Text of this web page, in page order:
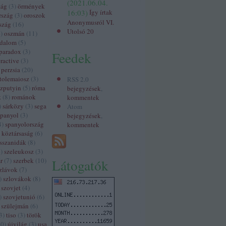
(2021.06.04.
16:03 ) Így írtak
Anonymusról VI.
Utolsó 20
Feedek
RSS 2.0
bejegyzések,
kommentek
Atom
bejegyzések,
kommentek
Látogatók
(3 ) örmények
(3 ) oroszok
( 16)
) oszmán ( 11 )
(5 )
paradox (3 )
(3 )
perzsia (20)
(3 )
(5 ) róma
(8) románok
) sárközy (3 ) sega
(3 )
) spanyolország
(6)
(8)
) szeleukosz (3 )
(7) szerbek ( 10)
(7)
) szlovákok (8)
szovjet (4)
) szovjetunió (6)
szülejmán (6)
3 ) tiso (3 ) török
újvilág ( 3 usa